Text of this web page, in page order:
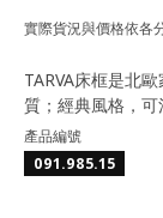
實際貨況與價格依各
TARVA床框是北
質；經典風格，
產品編號
091.985.15